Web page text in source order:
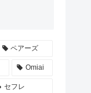
ペアーズ
Omiai
セフレ